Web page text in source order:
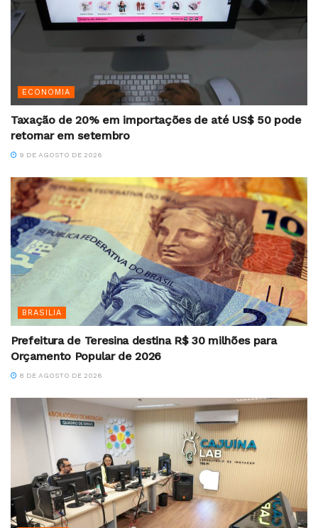
ECONOMIA
Taxação de 20% em importações de até US$ 50 pode
retornar em setembro
9 DE AGOSTO DE 2026
BRASILIA
Prefeitura de Teresina destina R$ 30 milhões para
Orçamento Popular de 2026
8 DE AGOSTO DE 2026